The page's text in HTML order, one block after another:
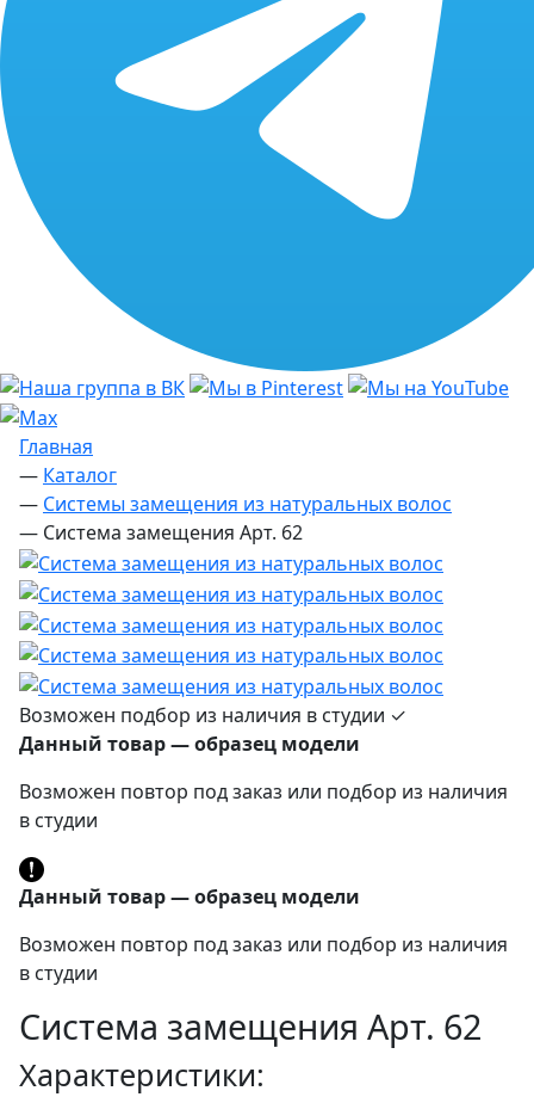
Главная
— Каталог
— Системы замещения из натуральных волос
— Система замещения Арт. 62
Возможен подбор из наличия в студии ✓
Данный товар — образец модели
Возможен повтор под заказ или подбор из наличия
в студии
Данный товар — образец модели
Возможен повтор под заказ или подбор из наличия
в студии
Система замещения Арт. 62
Характеристики: